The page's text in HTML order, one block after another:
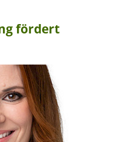
fördert